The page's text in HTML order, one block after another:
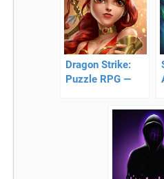
Dragon Strike:
Puzzle RPG —
игра «три в ряд»